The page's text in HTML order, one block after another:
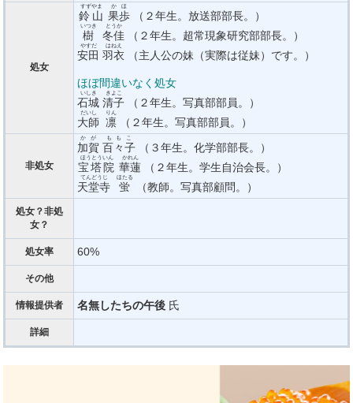
処女
鈴山
すずやま
果歩
かほ
（２年生。放送部部長。）
樹
いつき
冬佳
とうか
（２年生。超常現象研究部部長。）
安田
やすだ
羽衣
はねえ
（主人公の妹（実際は従妹）です。）
ほぼ間違いなく処女
石城
いしき
清子
きよこ
（２年生。写真部部員。）
大師
だいし
凛
りん
（２年生。写真部部員。）
非処女
加賀
かが
百々子
ももこ
（３年生。化学部部長。）
宝塔院
ほうとういん
華蓮
かれん
（２年生。学生自治会長。）
天堂寺
てんどうじ
蛍
ほたる
（教師。写真部顧問。）
処女？非処
女？
処女率 60%
その他
情報提供者 名無したちの午後 氏
詳細